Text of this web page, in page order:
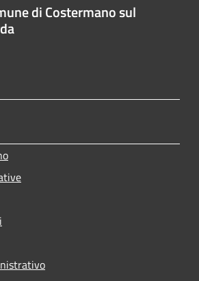
di Costermano sul